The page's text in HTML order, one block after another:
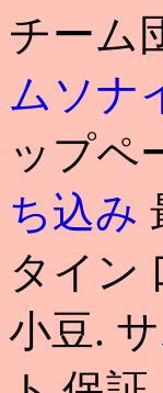
チーム
ムソナ
ップペ
ち込み
タイン
小豆.